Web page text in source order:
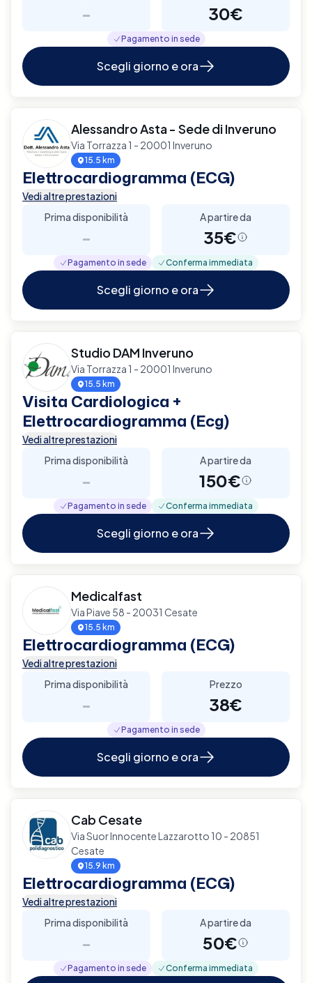
- 30€
Pagamento in sede
Scegli giorno e ora
Alessandro Asta - Sede di Inveruno
Via Torrazza 1 - 20001 Inveruno
15.5 km
Elettrocardiogramma (ECG)
Vedi altre prestazioni
Prima disponibilità
-
A partire da
35€
Pagamento in sede Conferma immediata
Scegli giorno e ora
Studio DAM Inveruno
Via Torrazza 1 - 20001 Inveruno
15.5 km
Visita Cardiologica +
Elettrocardiogramma (Ecg)
Vedi altre prestazioni
Prima disponibilità
-
A partire da
150€
Pagamento in sede Conferma immediata
Scegli giorno e ora
Medicalfast
Via Piave 58 - 20031 Cesate
15.5 km
Elettrocardiogramma (ECG)
Vedi altre prestazioni
Prima disponibilità
-
Prezzo
38€
Pagamento in sede
Scegli giorno e ora
Cab Cesate
Via Suor Innocente Lazzarotto 10 - 20851
Cesate
15.9 km
Elettrocardiogramma (ECG)
Vedi altre prestazioni
Prima disponibilità
-
A partire da
50€
Pagamento in sede Conferma immediata